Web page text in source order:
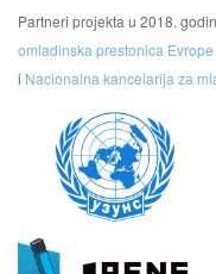
Partneri projekta u 2018.
omladinska prestonica Evrope
i Nacionalna kancelarija za